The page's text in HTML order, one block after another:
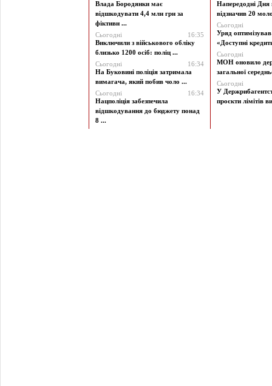
Влада Бородянки має
відшкодувати 4,4 млн грн за
фіктивн ...
Сьогодні
16:35
Виключили з військового обліку
близько 1200 осіб: поліц ...
Сьогодні
16:34
На Буковині поліція затримала
вимагача, який побив чоло ...
Сьогодні
16:34
Нацполіція забезпечила
відшкодування до бюджету понад
8 ...
Напередодні Дня
відзначив 20
Сьогодні
Уряд
«Доступні
Сьогодні
МОН оновило
загальної
Сьогодні
У
проєкти лімітів